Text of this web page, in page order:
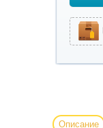
Описание